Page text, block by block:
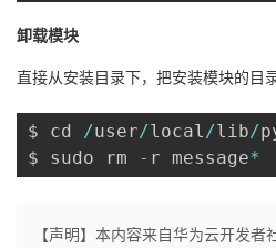
卸载模块
直接从安装目录下，把安装模块的目
$ cd /user/local/lib/
$ sudo rm
- r message*
【声明】本内容来自华为云开发